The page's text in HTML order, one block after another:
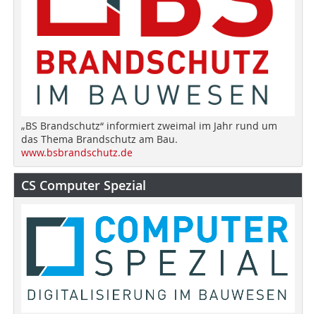
„BS Brandschutz“ informiert zweimal im Jahr rund um
das Thema Brandschutz am Bau.
www.bsbrandschutz.de
CS Computer Spezial